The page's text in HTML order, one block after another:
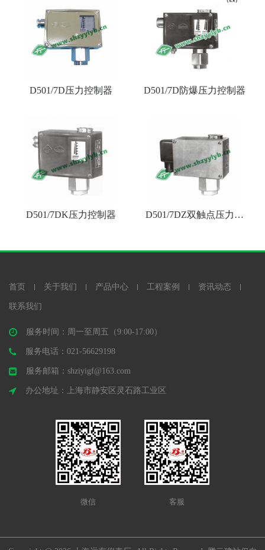
D501/7D压力控制器 D501/7D防爆压力控制器
D501/7DK压力控制器
D501/7DZ双触点压力控
首页 关于我们 产品中心 工程案例 资讯动态
联系我们
服务时间：周一至周五（9:00-17:00）
服务电话：021-56629198
服务邮箱：shziyigf@163.com
办公地址：上海市静安区灵石路工业区
微信 客服